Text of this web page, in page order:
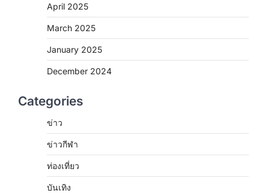
April 2025
March 2025
January 2025
December 2024
Categories
ข่าว
ข่าวกีฬา
ท่องเที่ยว
บันเทิง